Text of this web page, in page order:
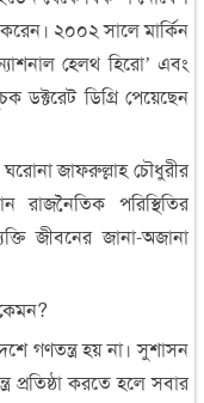
২০০২ সালে মার্কিন
হেলথ হিরো’ এবং
ডক্টরেট ডিগ্রি পেয়েছেন
জাফরুল্লাহ চৌধুরীর
পরিস্থিতির
জীবনের জানা-অজানা
গণতন্ত্র হয় না। সুশাসন
প্রতিষ্ঠা করতে হলে সবার